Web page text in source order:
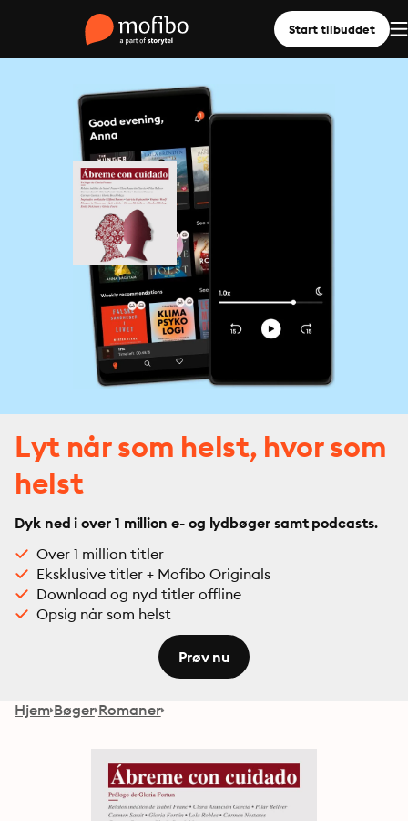
Start tilbuddet
Lyt når som helst, hvor som
helst
Dyk ned i over 1 million e- og lydbøger samt podcasts.
Over 1 million titler
Eksklusive titler + Mofibo Originals
Download og nyd titler offline
Opsig når som helst
Prøv nu
Hjem Bøger Romaner